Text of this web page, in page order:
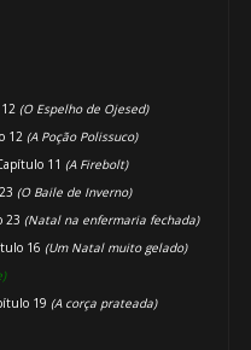
(O Espelho de Ojesed)
12 (A Poção Polissuco)
11 (A Firebolt)
(O Baile de Inverno)
23 (Natal na enfermaria fechada)
16 (Um Natal muito gelado)
19 (A corça prateada)